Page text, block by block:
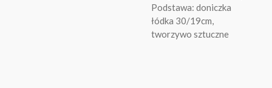
Podstawa: doniczka
łódka 30/19cm,
tworzywo sztuczne